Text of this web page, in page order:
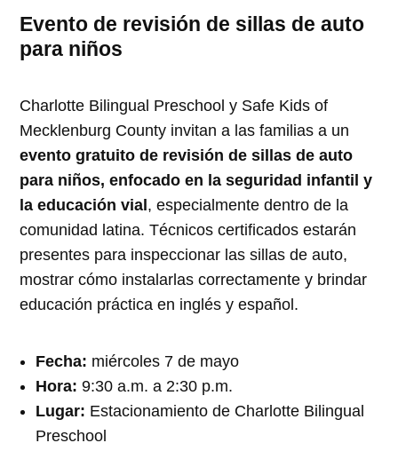
Evento de revisión de sillas de auto
para niños
Charlotte Bilingual Preschool y Safe Kids of
Mecklenburg County invitan a las familias a un
evento gratuito de revisión de sillas de auto
para niños, enfocado en la seguridad infantil y
la educación vial , especialmente dentro de la
comunidad latina. Técnicos certificados estarán
presentes para inspeccionar las sillas de auto,
mostrar cómo instalarlas correctamente y brindar
educación práctica en inglés y español.
Fecha: miércoles 7 de mayo
Hora:9:30 a.m. a 2:30 p.m.
Lugar: Estacionamiento de Charlotte Bilingual
Preschool